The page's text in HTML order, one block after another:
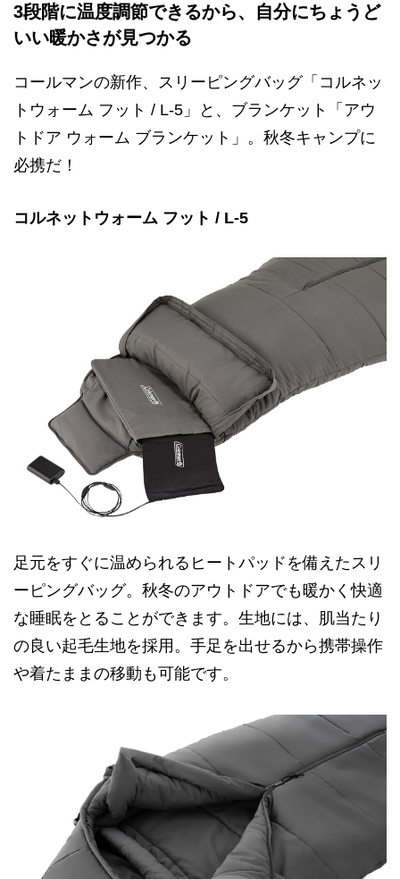
3段階に温度調節できるから、自分にちょうど
いい暖かさが見つかる
コールマンの新作、スリーピングバッグ「コルネッ
トウォーム フット / L-5」と、ブランケット「アウ
トドア ウォーム ブランケット」。秋冬キャンプに
必携だ！
コルネットウォーム フット / L-5
足元をすぐに温められるヒートパッドを備えたスリ
ーピングバッグ。秋冬のアウトドアでも暖かく快適
な睡眠をとることができます。生地には、肌当たり
の良い起毛生地を採用。手足を出せるから携帯操作
や着たままの移動も可能です。